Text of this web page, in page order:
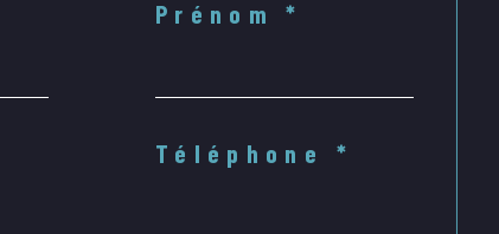
Prénom *
Téléphone *